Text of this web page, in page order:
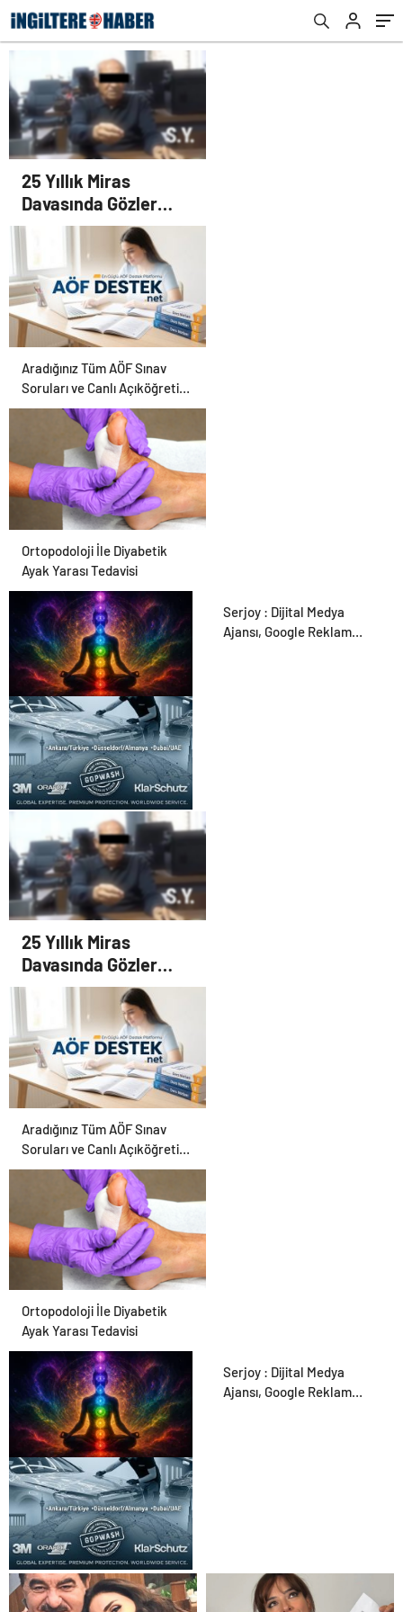
25 Yıllık Miras
Davasında Gözler
Temmuz Ayındaki
Karar Duruşmasına
Çevrildi
Aradığınız Tüm AÖF Sınav
Soruları ve Canlı Açıköğretim
Forumu Burada
Ortopodoloji İle Diyabetik
Ayak Yarası Tedavisi
Zihnin Gizemli Sınırları ve
Ötesi : Nasılnedir.com
Serjoy : Dijital Medya
Ajansı, Google Reklam
UETDS Nedir ? Uetds.com
İle Akıllı Dijital Taşımacılık
Yazılımı
25 Yıllık Miras
Davasında Gözler
Temmuz Ayındaki
Karar Duruşmasına
Çevrildi
Aradığınız Tüm AÖF Sınav
Soruları ve Canlı Açıköğretim
Forumu Burada
Ortopodoloji İle Diyabetik
Ayak Yarası Tedavisi
Zihnin Gizemli Sınırları ve
Ötesi : Nasılnedir.com
Serjoy : Dijital Medya
Ajansı, Google Reklam
UETDS Nedir ? Uetds.com